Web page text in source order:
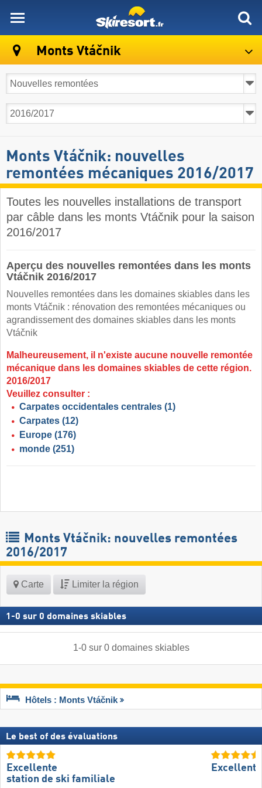
Monts Vtáčnik
Monts Vtáčnik: nouvelles
remontées mécaniques 2016/2017
Toutes les nouvelles installations de transport
par câble dans les monts Vtáčnik pour la saison
2016/2017
Aperçu des nouvelles remontées dans les monts
Vtáčnik 2016/2017
Nouvelles remontées dans les domaines skiables dans les
monts Vtáčnik : rénovation des remontées mécaniques ou
agrandissement des domaines skiables dans les monts
Vtáčnik
Malheureusement, il n'existe aucune nouvelle remontée
mécanique dans les domaines skiables de cette région.
2016/2017
Veuillez consulter :
Carpates occidentales centrales (1)
Carpates (12)
Europe (176)
monde (251)
Monts Vtáčnik: nouvelles remontées
2016/2017
Carte Limiter la région
1 -0 sur 0 domaines skiables
1-0sur 0 domaines skiables
Hôtels : Monts Vtáčnik
Le best of des évaluations
Excellente
station de ski familiale
Excellent